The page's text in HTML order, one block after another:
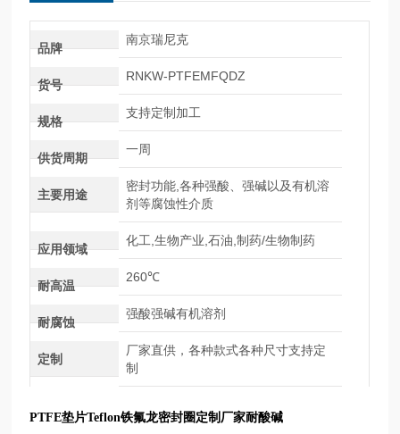
品牌
南京瑞尼克
货号
RNKW-PTFEMFQDZ
规格
支持定制加工
供货周期
一周
主要用途
密封功能,各种强酸、强碱以及有机溶
剂等腐蚀性介质
应用领域
化工,生物产业,石油,制药/生物制药
耐高温
260℃
耐腐蚀
强酸强碱有机溶剂
定制
厂家直供，各种款式各种尺寸支持定
制
PTFE垫片Teflon铁氟龙密封圈定制厂家耐酸碱